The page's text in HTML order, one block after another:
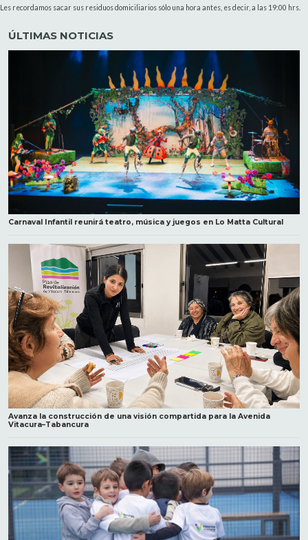
Les recordamos sacar sus residuos domiciliarios sólo una hora antes, es decir, a las 19:00 hrs.
ÚLTIMAS NOTICIAS
Carnaval Infantil reunirá teatro, música y juegos en Lo Matta Cultural
Avanza la construcción de una visión compartida para la Avenida
Vitacura–Tabancura